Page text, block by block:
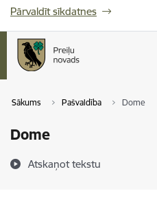
Pārvaldīt sīkdatnes
Sākums Pašvaldība Dome
Dome
Atskaņot tekstu